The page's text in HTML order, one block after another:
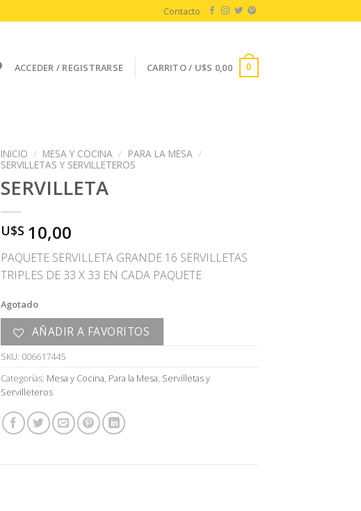
Contacto
ACCEDER / REGISTRARSE CARRITO / U$S 0,00 0
INICIO / MESA Y COCINA / PARA LA MESA /
SERVILLETAS Y SERVILLETEROS
SERVILLETA
U$S 10,00
PAQUETE SERVILLETA GRANDE 16 SERVILLETAS
TRIPLES DE 33 X 33 EN CADA PAQUETE
Agotado
AÑADIR A FAVORITOS
SKU: 006617445
Categorías: Mesa y Cocina, Para la Mesa, Servilletas y
Servilleteros